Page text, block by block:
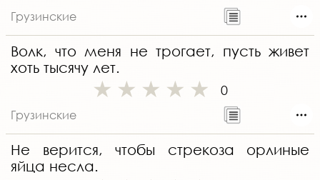
Грузинские
Волк, что меня не трогает, пусть живет
хоть тысячу лет.
0
Грузинские
Не верится, чтобы стрекоза орлиные
яйца несла.